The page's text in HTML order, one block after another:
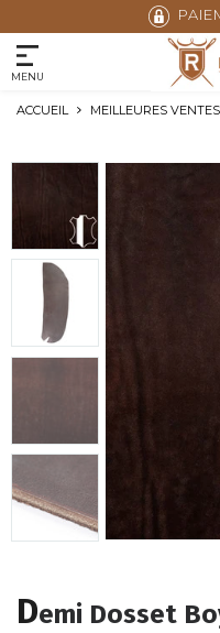
MENU
ACCUEIL MEILLEURES VENTES
Demi Dosset